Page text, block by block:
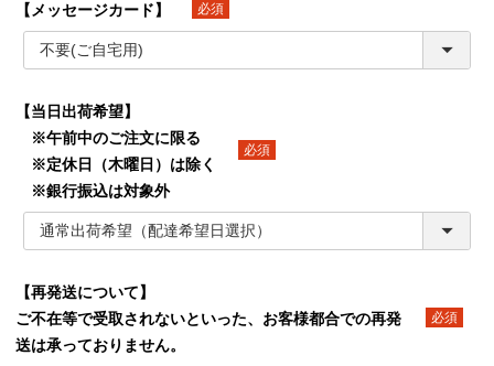
【メッセージカード】
(必須)
【当日出荷希望】
※午前中のご注文に限る
※定休日（木曜日）は除く
※銀行振込は対象外
【再発送について】
ご不在等で受取されないといった、お客様都合での再発
送は承っておりません。